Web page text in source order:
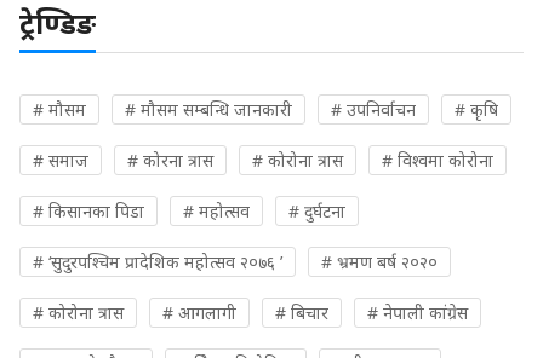
ट्रेण्डिङ
# मौसम # मौसम सम्बन्धि जानकारी # उपनिर्वाचन # कृषि
# समाज # कोरना त्रास # कोरोना त्रास # विश्वमा कोरोना
# किसानका पिडा # महोत्सव # दुर्घटना
# ‘सुदुरपश्चिम प्रादेशिक महोत्सव २०७६ ’ # भ्रमण बर्ष २०२०
# कोरोना त्रास # आगलागी # बिचार # नेपाली कांग्रेस